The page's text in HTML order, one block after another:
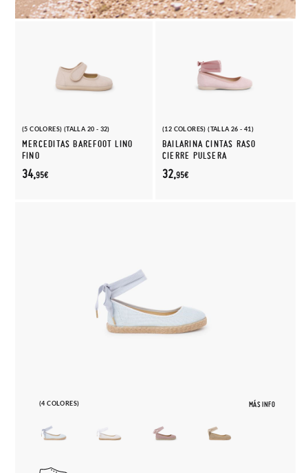
(5 COLORES) (TALLA 20 - 32)
MERCEDITAS BAREFOOT LINO
FINO
34,95€
(12 COLORES) (TALLA 26 - 41)
BAILARINA CINTAS RASO
CIERRE PULSERA
32,95€
(4 COLORES) MÁS INFO